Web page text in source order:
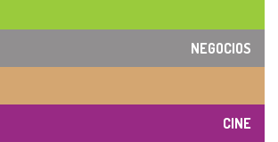
NEGOCIOS
CINE